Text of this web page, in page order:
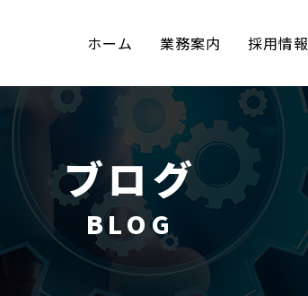
ホーム 業務案内 採用情報
ブログ
BLOG